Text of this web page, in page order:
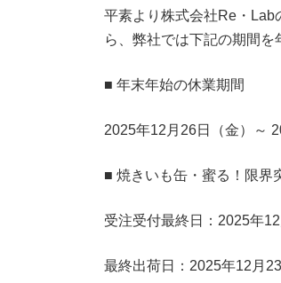
平素より株式会社Re・Lab
ら、弊社では下記の期間を
■ 年末年始の休業期間
2025年12月26日（金）～
■ 焼きいも缶・蜜る！限
受注受付最終日：2025年
最終出荷日：2025年12月23